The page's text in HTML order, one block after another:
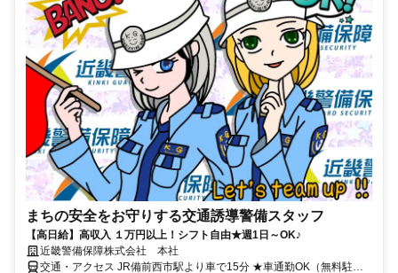
まちの安全をお守りする交通誘導警備スタッフ
【高日給】高収入 １万円以上！シフト自由★週1日～OK♪
近畿警備保障株式会社 本社
交通・アクセス JR備前西市駅より車で15分 ★車通勤OK（無料駐車